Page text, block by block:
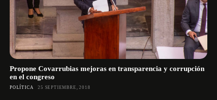
Propone Covarrubias mejoras en transparencia y corrupción
en el congreso
POLÍTICA 25 SEPTIEMBRE, 2018